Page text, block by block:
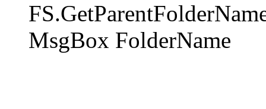
MsgBox FolderName